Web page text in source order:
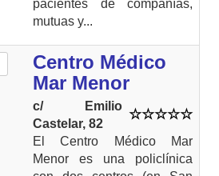
pacientes de compañías,
mutuas y...
Centro Médico
Mar Menor
c/ Emilio
Castelar, 82
El Centro Médico Mar
Menor es una policlínica